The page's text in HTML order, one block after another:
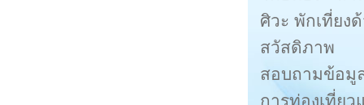
ศิวะ พักเที่ยง
สวัสดิภาพ
สอบถามข้อมู
การท่องเที่ย